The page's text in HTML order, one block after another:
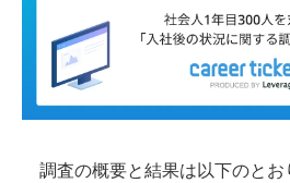
調査の概要と結果は以下のとお